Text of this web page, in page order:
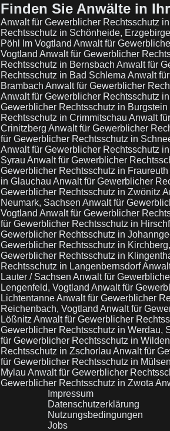
Finden Sie Anwälte in
Anwalt für Gewerblicher Rechtsschutz
Rechtsschutz in Schönheide, Erzgebirge
Pöhl Im Vogtland Anwalt für
Vogtland Anwalt für Gewerblicher
Rechtsschutz in Bernsbach Anwalt für
Rechtsschutz in Bad Schlema Anwalt
Brambach Anwalt für Gewerblicher
Anwalt für Gewerblicher Rechtsschutz
Gewerblicher Rechtsschutz in
Rechtsschutz in Crimmitschau Anwalt
Crinitzberg Anwalt für Gewerblicher
für Gewerblicher Rechtsschutz in
Anwalt für Gewerblicher Rechtsschutz
Syrau Anwalt für Gewerblicher
Gewerblicher Rechtsschutz in Fraureuth
in Glauchau Anwalt für Gewerblicher
Gewerblicher Rechtsschutz in Zwönitz
Neumark, Sachsen Anwalt für
Vogtland Anwalt für Gewerblicher
für Gewerblicher Rechtsschutz in
Gewerblicher Rechtsschutz in
Gewerblicher Rechtsschutz in
Gewerblicher Rechtsschutz in
Rechtsschutz in Langenbernsdorf
Lauter / Sachsen Anwalt für
Lengenfeld, Vogtland Anwalt für
LichtentanneAnwalt für Gewerblicher
Reichenbach, Vogtland Anwalt für
Lößnitz Anwalt für Gewerblicher
Gewerblicher Rechtsschutz in Werdau,
für Gewerblicher Rechtsschutz in
Rechtsschutz in Zschorlau Anwalt für
für Gewerblicher Rechtsschutz in Mülsen
Mylau Anwalt für Gewerblicher
Gewerblicher Rechtsschutz in Zwota
Impressum
Datenschutzerklärung
Nutzungsbedingungen
Jobs